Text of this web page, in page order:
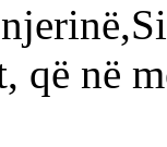
që në